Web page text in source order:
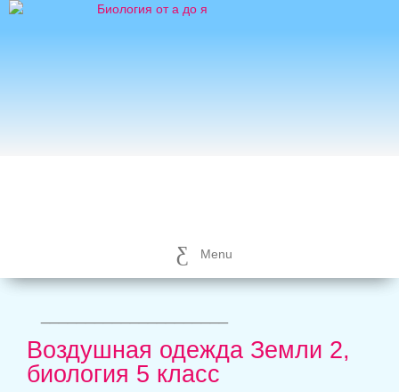
Menu
Воздушная одежда Земли 2,
биология 5 класс